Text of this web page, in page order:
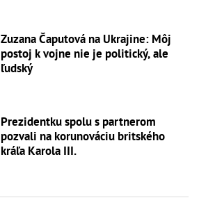
Zuzana Čaputová na Ukrajine: Môj
postoj k vojne nie je politický, ale
ľudský
Prezidentku spolu s partnerom
pozvali na korunováciu britského
kráľa Karola III.